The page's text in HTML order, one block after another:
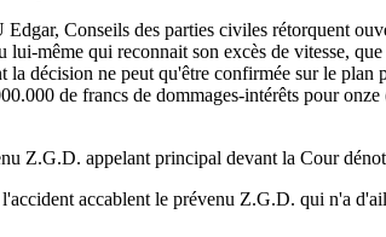
Conseils des parties civiles rétorquent
même qui reconnait son excès de vitesse,
décision ne peut qu'être confirmée sur le
de francs de dommages-intérêts pour
Z.G.D. appelant principal devant la Cour
accablent le prévenu Z.G.D. qui n'a